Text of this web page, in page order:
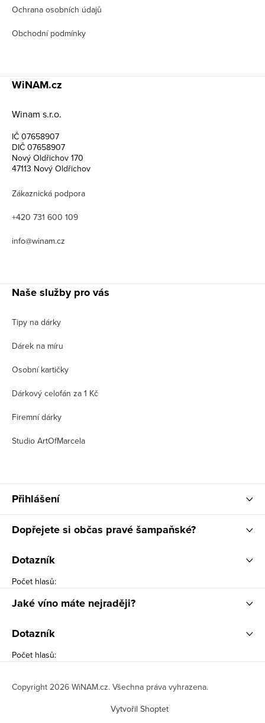
Ochrana osobních údajů
Obchodní podmínky
WiNAM.cz
Winam s.r.o.
IČ 07658907
DIČ 07658907
Nový Oldřichov 170
47113 Nový Oldřichov
Zákaznická podpora
+420 731 600 109
info@winam.cz
Naše služby pro vás
Tipy na dárky
Dárek na míru
Osobní kartičky
Dárkový celofán za 1 Kč
Firemní dárky
Studio ArtOfMarcela
Přihlášení
Dopřejete si občas pravé šampaňské?
Dotazník
Počet hlasů:
Jaké víno máte nejraději?
Dotazník
Počet hlasů:
Vytvořil Shoptet
Copyright 2026 WiNAM.cz. Všechna práva vyhrazena.